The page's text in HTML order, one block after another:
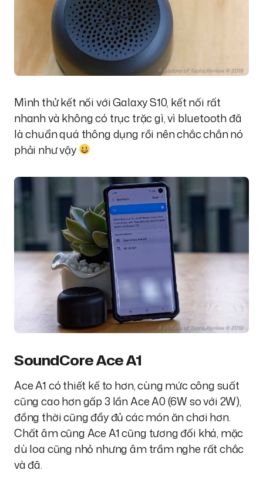
Mình thử kết nối với Galaxy S10, kết nối rất
nhanh và không có trục trặc gì, vì bluetooth đã
là chuẩn quá thông dụng rồi nên chắc chắn nó
phải như vậy
SoundCore Ace A1
Ace A1 có thiết kế to hơn, cùng mức công suất
cũng cao hơn gấp 3 lần Ace A0 (6W so với 2W),
đồng thời cũng đầy đủ các món ăn chơi hơn.
Chất âm cũng Ace A1 cũng tương đối khá, mặc
dù loa cũng nhỏ nhưng âm trầm nghe rất chắc
và đã.